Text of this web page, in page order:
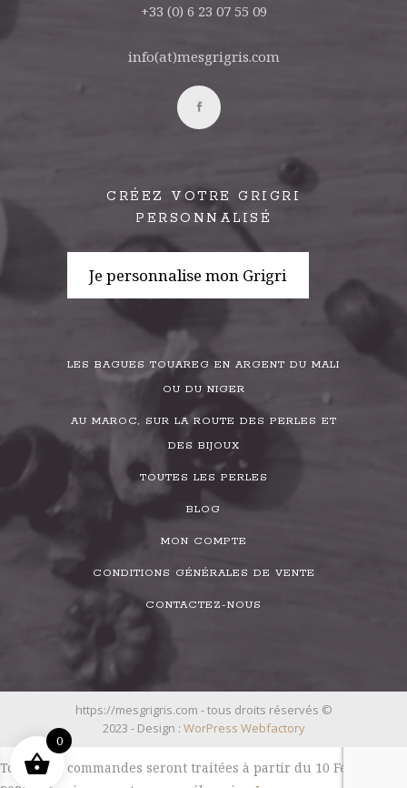
+33 (0) 6 23 07 55 09
info(at)mesgrigris.com
CRÉEZ VOTRE GRIGRI
PERSONNALISÉ
Je personnalise mon Grigri
LES BAGUES TOUAREG EN ARGENT DU MALI
OU DU NIGER
AU MAROC, SUR LA ROUTE DES PERLES ET
DES BIJOUX
TOUTES LES PERLES
BLOG
MON COMPTE
CONDITIONS GÉNÉRALES DE VENTE
CONTACTEZ-NOUS
https://mesgrigris.com - tous droits réservés ©
2023 - Design : WorPress Webfactory
Toutes les commandes seront traitées à partir du 10 Février
0